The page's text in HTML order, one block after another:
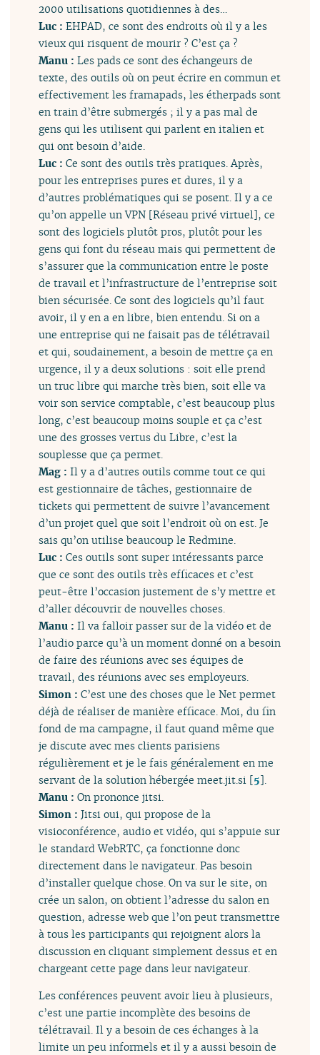
2000 utilisations quotidiennes à des…
Luc :EHPAD, ce sont des endroits où il y a les
vieux qui risquent de mourir ? C’est ça ?
Manu :Les pads ce sont des échangeurs de
texte, des outils où on peut écrire en commun et
effectivement les framapads, les étherpads sont
en train d’être submergés ; il y a pas mal de
gens qui les utilisent qui parlent en italien et
qui ont besoin d’aide.
Luc :Ce sont des outils très pratiques. Après,
pour les entreprises pures et dures, il y a
d’autres problématiques qui se posent. Il y a ce
qu’on appelle un VPN [Réseau privé virtuel], ce
sont des logiciels plutôt pros, plutôt pour les
gens qui font du réseau mais qui permettent de
s’assurer que la communication entre le poste
de travail et l’infrastructure de l’entreprise soit
bien sécurisée. Ce sont des logiciels qu’il faut
avoir, il y en a en libre, bien entendu. Si on a
une entreprise qui ne faisait pas de télétravail
et qui, soudainement, a besoin de mettre ça en
urgence, il y a deux solutions : soit elle prend
un truc libre qui marche très bien, soit elle va
voir son service comptable, c’est beaucoup plus
long, c’est beaucoup moins souple et ça c’est
une des grosses vertus du Libre, c’est la
souplesse que ça permet.
Mag :Il y a d’autres outils comme tout ce qui
est gestionnaire de tâches, gestionnaire de
tickets qui permettent de suivre l’avancement
d’un projet quel que soit l’endroit où on est. Je
sais qu’on utilise beaucoup le Redmine.
Luc :Ces outils sont super intéressants parce
que ce sont des outils très efficaces et c’est
peut-être l’occasion justement de s’y mettre et
d’aller découvrir de nouvelles choses.
Manu :Il va falloir passer sur de la vidéo et de
l’audio parce qu’à un moment donné on a besoin
de faire des réunions avec ses équipes de
travail, des réunions avec ses employeurs.
Simon :C’est une des choses que le Net permet
déjà de réaliser de manière efficace. Moi, du fin
fond de ma campagne, il faut quand même que
je discute avec mes clients parisiens
régulièrement et je le fais généralement en me
servant de la solution hébergée meet.jit.si [5]
Manu :On prononce jitsi.
Simon :Jitsi oui, qui propose de la
visioconférence, audio et vidéo, qui s’appuie sur
le standard WebRTC, ça fonctionne donc
directement dans le navigateur. Pas besoin
d’installer quelque chose. On va sur le site, on
crée un salon, on obtient l’adresse du salon en
question, adresse web que l’on peut transmettre
à tous les participants qui rejoignent alors la
discussion en cliquant simplement dessus et en
chargeant cette page dans leur navigateur.
Les conférences peuvent avoir lieu à plusieurs,
c’est une partie incomplète des besoins de
télétravail. Il y a besoin de ces échanges à la
limite un peu informels et il y a aussi besoin de